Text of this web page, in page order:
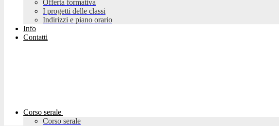
Offerta formativa
I progetti delle classi
Indirizzi e piano orario
Info
Contatti
Corso serale
Corso serale